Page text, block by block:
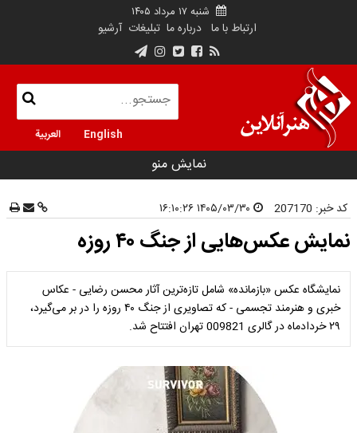
شنبه ۱۷ مرداد ۱۴۰۵
ارتباط با ما درباره ما تبلیغات آرشیو
English العربية
نمایش منو
کد خبر: 207170
نمایش عکس‌هایی از جنگ ۴۰ روزه
نمایشگاه عکس «بازمانده» شامل تازه‌ترین آثار محسن رضایی - عکاس
خبری و هنرمند تجسمی - که تصاویری از جنگ ۴۰ روزه را در بر می‌گیرد،
۲۹ خردادماه در گالری 009821 تهران افتتاح شد.